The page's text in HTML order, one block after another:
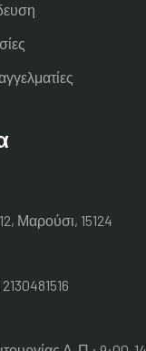
Μαρούσι, 15124
2130481516